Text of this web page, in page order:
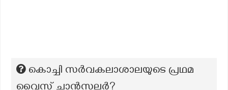
കൊച്ചി സർവകലാശാലയുടെ പ്രഥമ